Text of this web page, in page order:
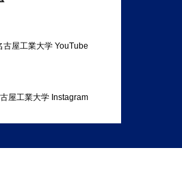
古屋工業大学 YouTube
屋工業大学 Instagram